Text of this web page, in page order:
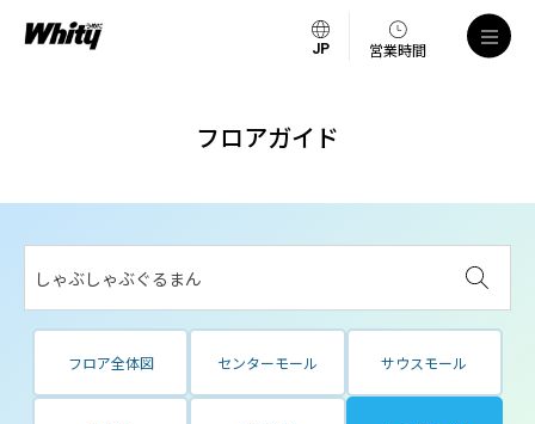
営業時間
フロアガイド
しゃぶしゃぶぐるまん
フロア全体図 センターモール サウスモール